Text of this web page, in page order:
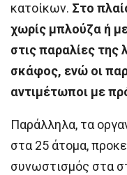
κατοίκων. Στο
χωρίς μπλούζα ή
στις παραλίες της
σκάφος, ενώ οι
αντιμέτωποι με
Παράλληλα, τα
στα 25 άτομα,
συνωστισμός στα